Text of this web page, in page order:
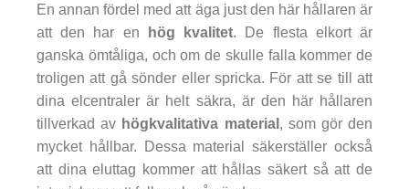
En annan fördel med att äga just den här hållaren är
att den har en
hög kvalitet. De flesta elkort är
ganska ömtåliga, och om de skulle falla kommer de
troligen att gå sönder eller spricka. För att se till att
dina elcentraler är helt säkra, är den här hållaren
tillverkad av högkvalitativa material , som gör den
mycket hållbar. Dessa material säkerställer också
att dina eluttag kommer att hållas säkert så att de